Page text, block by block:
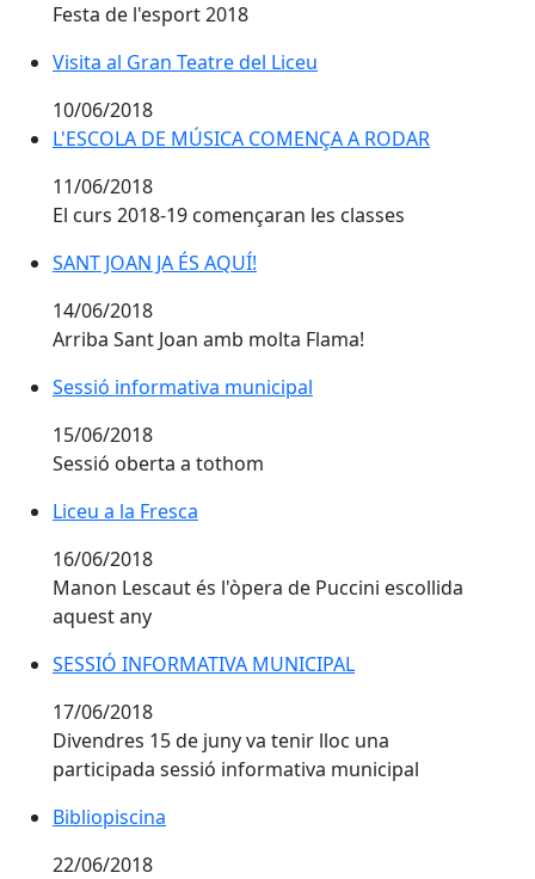
Festa de l'esport 2018
Visita al Gran Teatre del Liceu
Visita al Gran Teatre del Liceu
10/06/2018
L'ESCOLA DE MÚSICA COMENÇA A RODAR
L'ESCOLA DE MÚSICA COMENÇA A RODAR
11/06/2018
El curs 2018-19 començaran les classes
SANT JOAN JA ÉS AQUÍ!
SANT JOAN JA ÉS AQUÍ!
14/06/2018
Arriba Sant Joan amb molta Flama!
Sessió informativa municipal
Sessió informativa municipal
15/06/2018
Sessió oberta a tothom
Liceu a la Fresca
Liceu a la Fresca
16/06/2018
Manon Lescaut és l'òpera de Puccini escollida
aquest any
SESSIÓ INFORMATIVA MUNICIPAL
SESSIÓ INFORMATIVA MUNICIPAL
17/06/2018
Divendres 15 de juny va tenir lloc una
participada sessió informativa municipal
Bibliopiscina
Bibliopiscina
22/06/2018